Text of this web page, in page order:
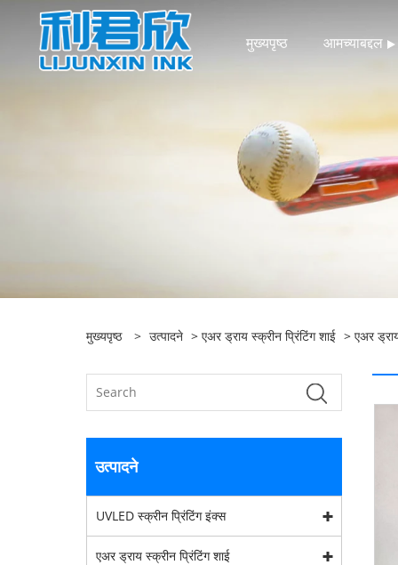
मुख्यपृष्ठ आमच्याबद्दल
मुख्यपृष्ठ > उत्पादने > एअर ड्राय स्क्रीन प्रिंटिंग शाई > एअर
उत्पादने
UVLED स्क्रीन प्रिंटिंग इंक्स
एअर ड्राय स्क्रीन प्रिंटिंग शाई